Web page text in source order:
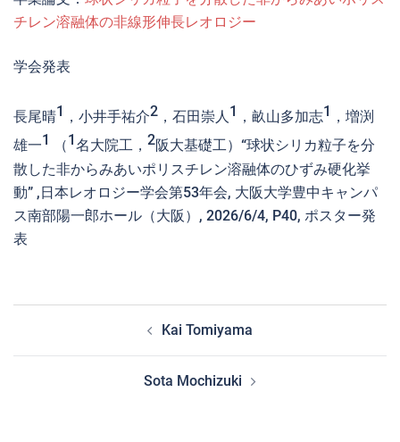
チレン溶融体の非線形伸長レオロジー
学会発表
長尾晴1 ，小井手祐介2 ，石田崇人1 ，畝山多加志1 ，増渕
雄一1 （1名大院工， 2阪大基礎工）“球状シリカ粒子を分
散した非からみあいポリスチレン溶融体のひずみ硬化挙
動” ,日本レオロジー学会第53年会, 大阪大学豊中キャンパ
ス南部陽一郎ホール（大阪）, 2026/6/4, P40, ポスター発
表
Kai Tomiyama
Sota Mochizuki